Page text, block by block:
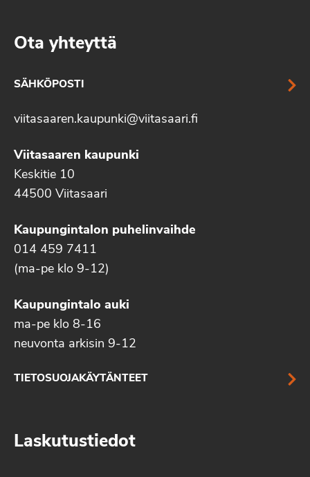
Ota yhteyttä
SÄHKÖPOSTI
viitasaaren.kaupunki@viitasaari.fi
Viitasaaren kaupunki
Keskitie 10
44500 Viitasaari
Kaupungintalon puhelinvaihde
014 459 7411
(ma-pe klo 9-12)
Kaupungintalo auki
ma-pe klo 8-16
neuvonta arkisin 9-12
TIETOSUOJAKÄYTÄNTEET
Laskutustiedot